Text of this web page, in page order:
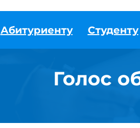
Абитуриенту Студенту
Голос